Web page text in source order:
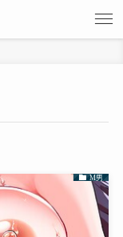
M男